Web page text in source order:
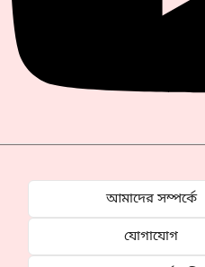
আমাদের সম্পর্কে
যোগাযোগ